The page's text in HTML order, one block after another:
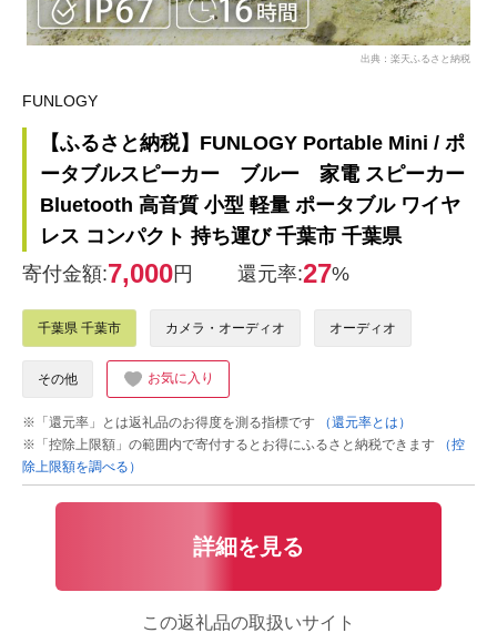
出典：楽天ふるさと納税
FUNLOGY
【ふるさと納税】FUNLOGY Portable Mini / ポ
ータブルスピーカー ブルー 家電 スピーカー
Bluetooth 高音質 小型 軽量 ポータブル ワイヤ
レス コンパクト 持ち運び 千葉市 千葉県
寄付金額:7,000円 還元率:27%
千葉県 千葉市 カメラ・オーディオ オーディオ
その他 お気に入り
※「還元率」とは返礼品のお得度を測る指標です
（還元率とは）
※「控除上限額」の範囲内で寄付するとお得にふるさと納税できます
（控
除上限額を調べる）
詳細を見る
この返礼品の取扱いサイト